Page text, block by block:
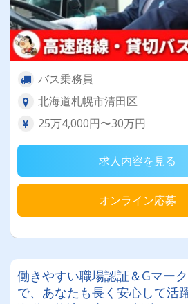
バス乗務員
北海道札幌市清田区
25万4,000円〜30万円
求人内容を見る
オンライン応募
働きやすい職場認証＆Gマー
で、あなたも長く安心して活